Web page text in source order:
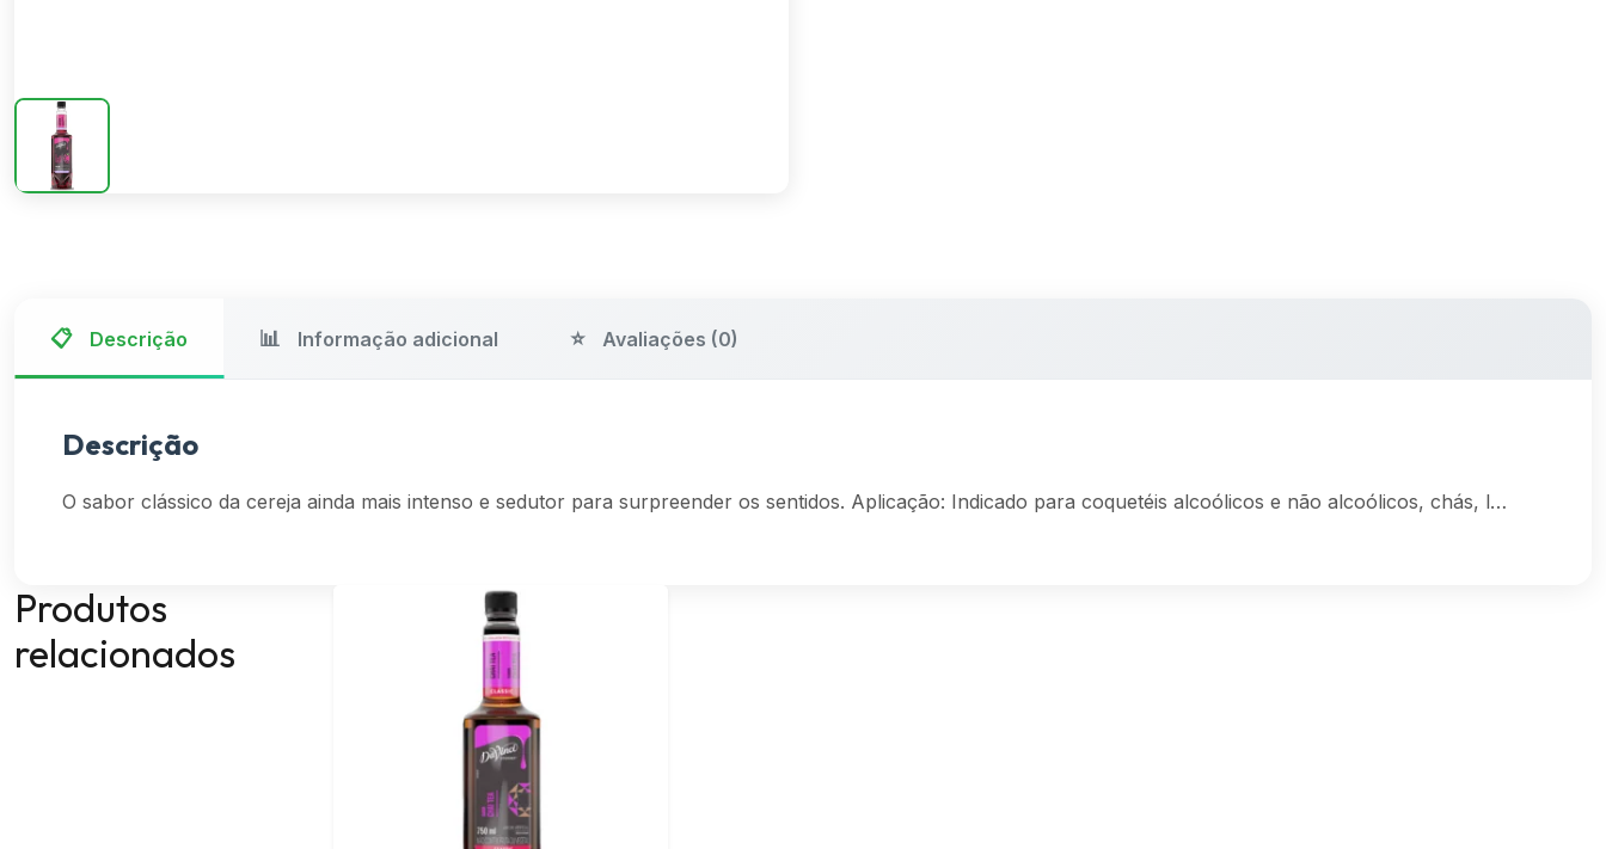
Descrição Informação adicional Avaliações (0)
Descrição
O sabor clássico da cereja ainda mais intenso e sedutor para surpreender os sentidos. Aplicação: Indicado para coquetéis alcoólicos e não alcoólicos, chás, l…
Produtos
relacionados